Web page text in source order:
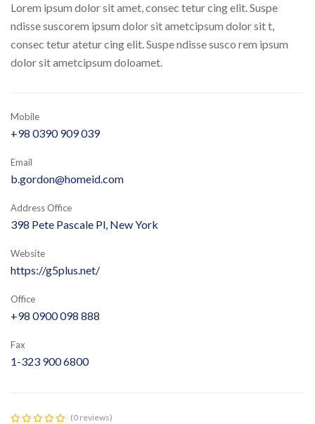
Lorem ipsum dolor sit amet, consec tetur cing elit. Suspe
ndisse suscorem ipsum dolor sit ametcipsum dolor sit t,
consec tetur atetur cing elit. Suspe ndisse susco rem ipsum
dolor sit ametcipsum doloamet.
Mobile
+98 0390 909 039
Email
b.gordon@homeid.com
Address Office
398 Pete Pascale Pl, New York
Website
https://g5plus.net/
Office
+98 0900 098 888
Fax
1-323 900 6800
(0 reviews)